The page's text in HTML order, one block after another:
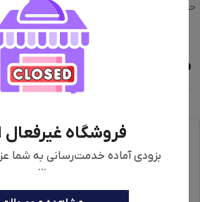
فروشگاه
بزودی آماده خدمت‌رسانی به شما
...
حداقل 19.8dB و حداکثر 49.3dB برای پاکیزه ترین حالت منزل شما آماده است
محصولات مشابه